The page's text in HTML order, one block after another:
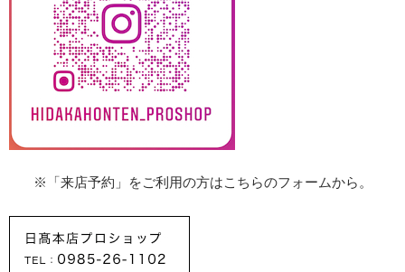
※「来店予約」をご利用の方はこちらのフォームから。